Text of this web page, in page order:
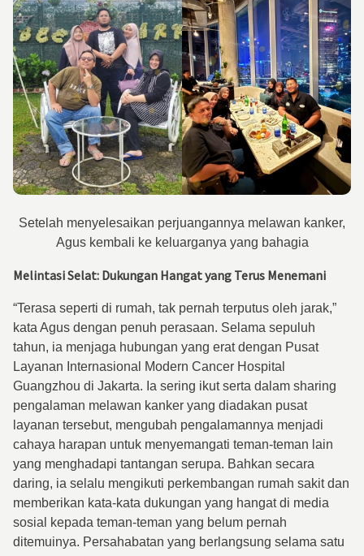
Setelah menyelesaikan perjuangannya melawan kanker,
Agus kembali ke keluarganya yang bahagia
Melintasi Selat: Dukungan Hangat yang Terus Menemani
“Terasa seperti di rumah, tak pernah terputus oleh jarak,”
kata Agus dengan penuh perasaan. Selama sepuluh
tahun, ia menjaga hubungan yang erat dengan Pusat
Layanan Internasional Modern Cancer Hospital
Guangzhou di Jakarta. Ia sering ikut serta dalam sharing
pengalaman melawan kanker yang diadakan pusat
layanan tersebut, mengubah pengalamannya menjadi
cahaya harapan untuk menyemangati teman-teman lain
yang menghadapi tantangan serupa. Bahkan secara
daring, ia selalu mengikuti perkembangan rumah sakit dan
memberikan kata-kata dukungan yang hangat di media
sosial kepada teman-teman yang belum pernah
ditemuinya. Persahabatan yang berlangsung selama satu